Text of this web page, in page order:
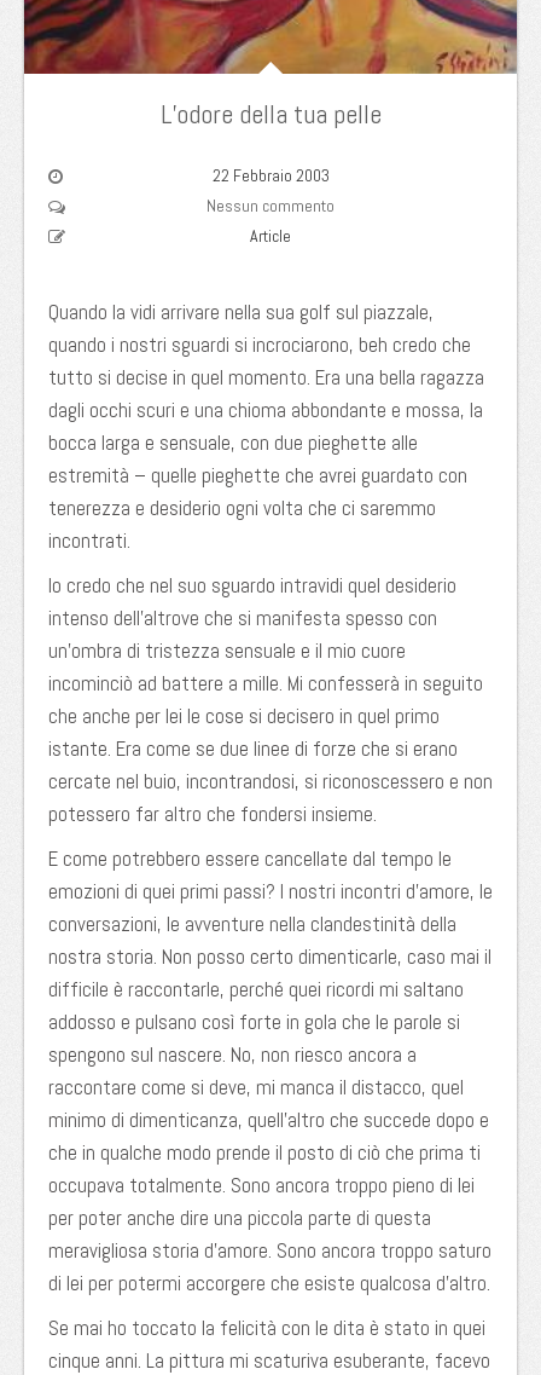
L’odore della tua pelle
22 Febbraio 2003
Nessun commento
Article
Quando la vidi arrivare nella sua golf sul piazzale,
quando i nostri sguardi si incrociarono, beh credo che
tutto si decise in quel momento. Era una bella ragazza
dagli occhi scuri e una chioma abbondante e mossa, la
bocca larga e sensuale, con due pieghette alle
estremità – quelle pieghette che avrei guardato con
tenerezza e desiderio ogni volta che ci saremmo
incontrati.
Io credo che nel suo sguardo intravidi quel desiderio
intenso dell’altrove che si manifesta spesso con
un’ombra di tristezza sensuale e il mio cuore
incominciò ad battere a mille. Mi confesserà in seguito
che anche per lei le cose si decisero in quel primo
istante. Era come se due linee di forze che si erano
cercate nel buio, incontrandosi, si riconoscessero e non
potessero far altro che fondersi insieme.
E come potrebbero essere cancellate dal tempo le
emozioni di quei primi passi? I nostri incontri d’amore, le
conversazioni, le avventure nella clandestinità della
nostra storia. Non posso certo dimenticarle, caso mai il
difficile è raccontarle, perché quei ricordi mi saltano
addosso e pulsano così forte in gola che le parole si
spengono sul nascere. No, non riesco ancora a
raccontare come si deve, mi manca il distacco, quel
minimo di dimenticanza, quell’altro che succede dopo e
che in qualche modo prende il posto di ciò che prima ti
occupava totalmente. Sono ancora troppo pieno di lei
per poter anche dire una piccola parte di questa
meravigliosa storia d’amore. Sono ancora troppo saturo
di lei per potermi accorgere che esiste qualcosa d’altro.
Se mai ho toccato la felicità con le dita è stato in quei
cinque anni. La pittura mi scaturiva esuberante, facevo